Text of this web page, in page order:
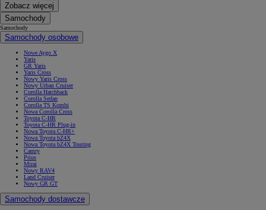
Zobacz więcej
Samochody
Samochody
Samochody osobowe
Nowe Aygo X
Yaris
GR Yaris
Yaris Cross
Nowy Yaris Cross
Nowy Urban Cruiser
Corolla Hatchback
Corolla Sedan
Corolla TS Kombi
Nowa Corolla Cross
Toyota C-HR
Toyota C-HR Plug-in
Nowa Toyota C-HR+
Nowa Toyota bZ4X
Nowa Toyota bZ4X Touring
Camry
Prius
Mirai
Nowy RAV4
Land Cruiser
Nowy GR GT
Samochody dostawcze